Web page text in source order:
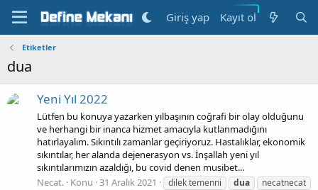
Giriş yap Kayıt ol
Etiketler
dua
Yeni Yıl 2022
Lütfen bu konuya yazarken yılbaşının coğrafi bir olay olduğunu
ve herhangi bir inanca hizmet amacıyla kutlanmadığını
hatırlayalım. Sıkıntılı zamanlar geçiriyoruz. Hastalıklar, ekonomik
sıkıntılar, her alanda dejenerasyon vs. İnşallah yeni yıl
sıkıntılarımızın azaldığı, bu covid denen musibet...
Necat. Konu 31 Aralık 2021 dilek temenni dua
necatnecat